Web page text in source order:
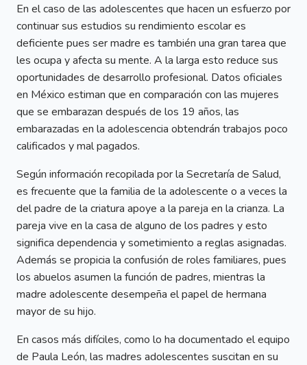
En el caso de las adolescentes que hacen un esfuerzo por
continuar sus estudios su rendimiento escolar es
deficiente pues ser madre es también una gran tarea que
les ocupa y afecta su mente. A la larga esto reduce sus
oportunidades de desarrollo profesional. Datos oficiales
en México estiman que en comparación con las mujeres
que se embarazan después de los 19 años, las
embarazadas en la adolescencia obtendrán trabajos poco
calificados y mal pagados.
Según información recopilada por la Secretaría de Salud,
es frecuente que la familia de la adolescente o a veces la
del padre de la criatura apoye a la pareja en la crianza. La
pareja vive en la casa de alguno de los padres y esto
significa dependencia y sometimiento a reglas asignadas.
Además se propicia la confusión de roles familiares, pues
los abuelos asumen la función de padres, mientras la
madre adolescente desempeña el papel de hermana
mayor de su hijo.
En casos más difíciles, como lo ha documentado el equipo
de Paula León, las madres adolescentes suscitan en su